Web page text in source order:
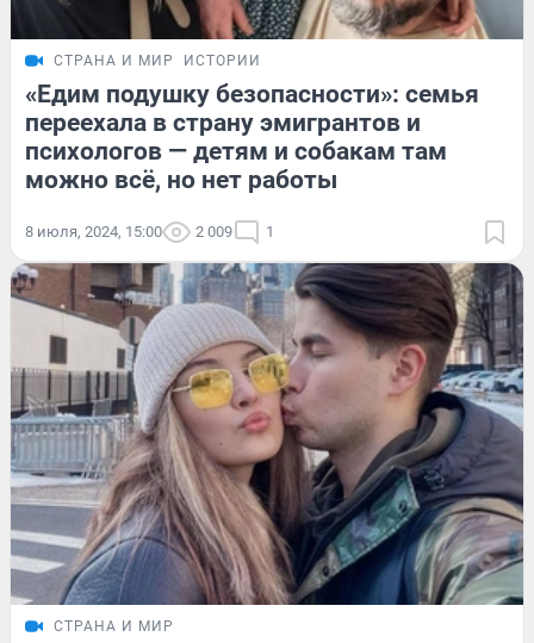
СТРАНА И МИР ИСТОРИИ
«Едим подушку безопасности»: семья
переехала в страну эмигрантов и
психологов — детям и собакам там
можно всё, но нет работы
8 июля, 2024, 15:00 2 009 1
СТРАНА И МИР